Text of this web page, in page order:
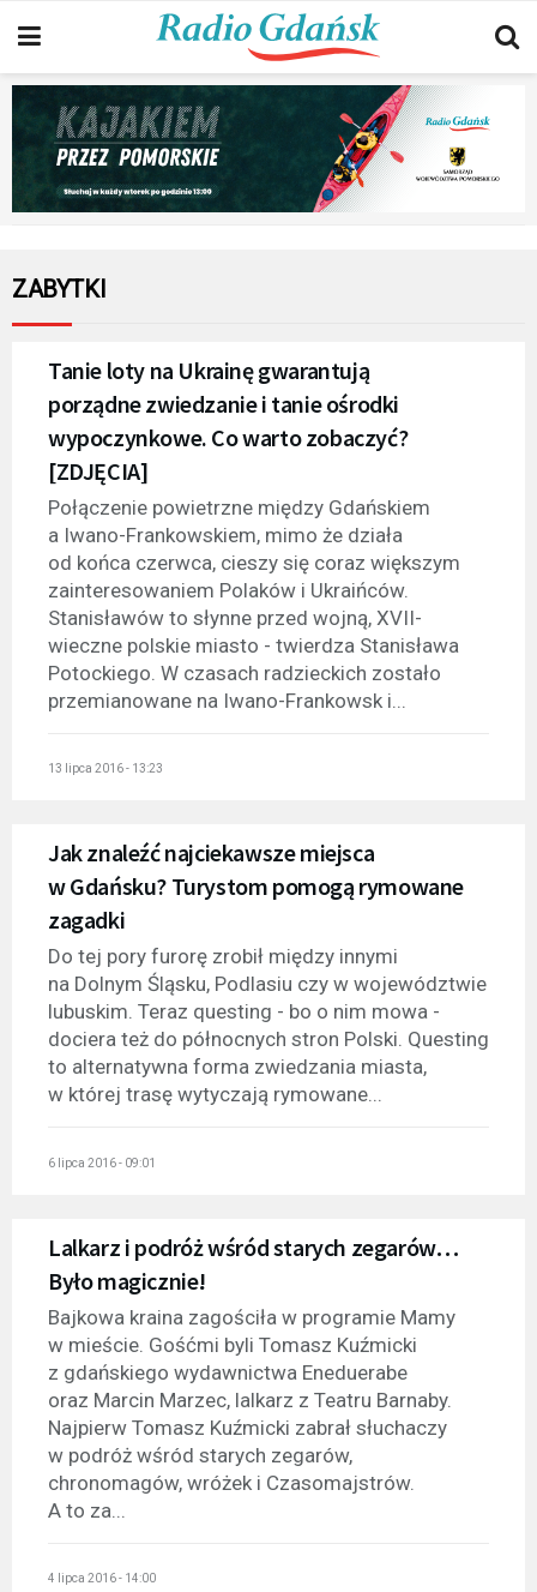
ZABYTKI
Tanie loty na Ukrainę gwarantują
porządne zwiedzanie i tanie ośrodki
wypoczynkowe. Co warto zobaczyć?
[ZDJĘCIA]
Połączenie powietrzne między Gdańskiem
a Iwano-Frankowskiem, mimo że działa
od końca czerwca, cieszy się coraz większym
zainteresowaniem Polaków i Ukraińców.
Stanisławów to słynne przed wojną, XVII-
wieczne polskie miasto - twierdza Stanisława
Potockiego. W czasach radzieckich zostało
przemianowane na Iwano-Frankowsk i...
13 lipca 2016 - 13:23
Jak znaleźć najciekawsze miejsca
w Gdańsku? Turystom pomogą rymowane
zagadki
Do tej pory furorę zrobił między innymi
na Dolnym Śląsku, Podlasiu czy w województwie
lubuskim. Teraz questing - bo o nim mowa -
dociera też do północnych stron Polski. Questing
to alternatywna forma zwiedzania miasta,
w której trasę wytyczają rymowane...
6 lipca 2016 - 09:01
Lalkarz i podróż wśród starych zegarów…
Było magicznie!
Bajkowa kraina zagościła w programie Mamy
w mieście. Gośćmi byli Tomasz Kuźmicki
z gdańskiego wydawnictwa Eneduerabe
oraz Marcin Marzec, lalkarz z Teatru Barnaby.
Najpierw Tomasz Kuźmicki zabrał słuchaczy
w podróż wśród starych zegarów,
chronomagów, wróżek i Czasomajstrów.
A to za...
4 lipca 2016 - 14:00